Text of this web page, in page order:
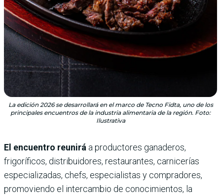
La edición 2026 se desarrollará en el marco de Tecno Fidta, uno de los
principales encuentros de la industria alimentaria de la región. Foto:
Ilustrativa
El encuentro reunirá a productores ganaderos,
frigoríficos, distribuidores, restaurantes, carnicerías
especializadas, chefs, especialistas y compradores,
promoviendo el intercambio de conocimientos, la